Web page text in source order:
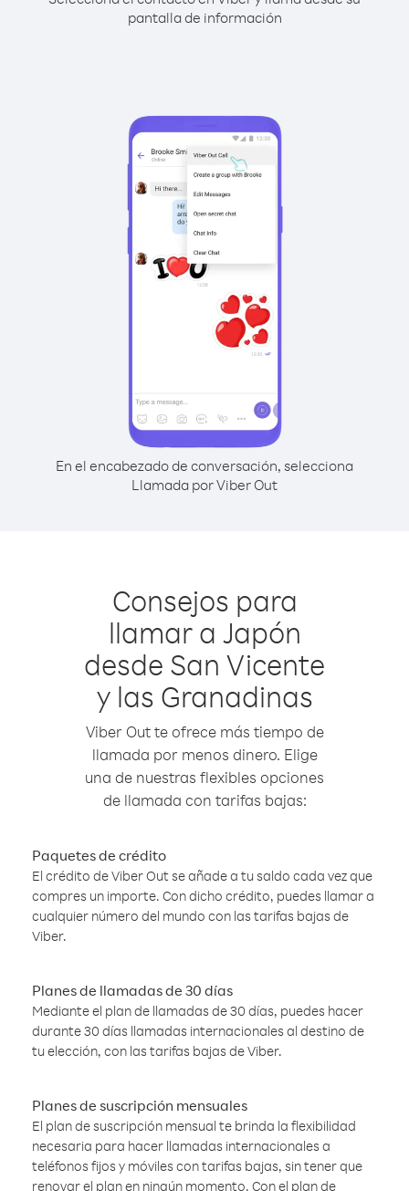
pantalla de información
En el encabezado de conversación, selecciona
Llamada por Viber Out
Consejos para
llamar a Japón
desde San Vicente
y las Granadinas
Viber Out te ofrece más tiempo de
llamada por menos dinero. Elige
una de nuestras flexibles opciones
de llamada con tarifas bajas:
Paquetes de crédito
El crédito de Viber Out se añade a tu saldo cada vez que
compres un importe. Con dicho crédito, puedes llamar a
cualquier número del mundo con las tarifas bajas de
Viber.
Planes de llamadas de 30 días
Mediante el plan de llamadas de 30 días, puedes hacer
durante 30 días llamadas internacionales al destino de
tu elección, con las tarifas bajas de Viber.
Planes de suscripción mensuales
El plan de suscripción mensual te brinda la flexibilidad
necesaria para hacer llamadas internacionales a
teléfonos fijos y móviles con tarifas bajas, sin tener que
renovar el plan en ningún momento. Con el plan de